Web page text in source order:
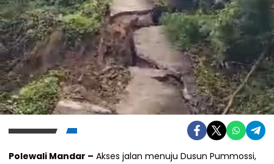
Polewali Mandar – Akses jalan menuju Dusun Pummossi,